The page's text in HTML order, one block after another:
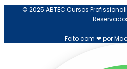
© 2025 ABTEC Cursos
Feito com ❤ por